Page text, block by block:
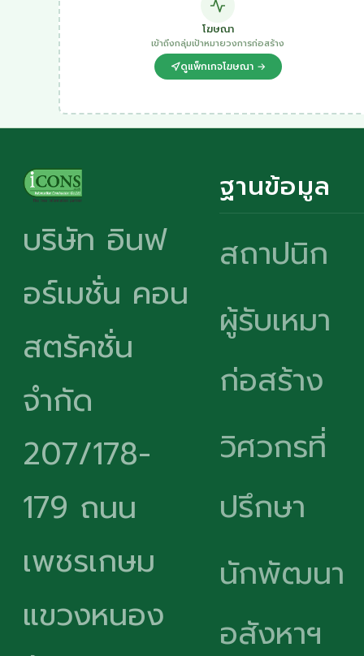
โฆษณา
เข้าถึงกลุ่มเป้าหมายวงการก่อสร้าง
ดูแพ็กเกจโฆษณา →
บริษัท อินฟ
อร์เมชั่น คอน
สตรัคชั่น
จำกัด
207/178-
179 ถนน
เพชรเกษม
แขวงหนอง
ฐานข้อมูล
สถาปนิก
ผู้รับเหมา
ก่อสร้าง
วิศวกรที่
ปรึกษา
นักพัฒนา
อสังหาฯ